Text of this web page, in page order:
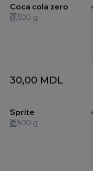
Coca cola zero
500 g
30,00 MDL
Sprite
500 g